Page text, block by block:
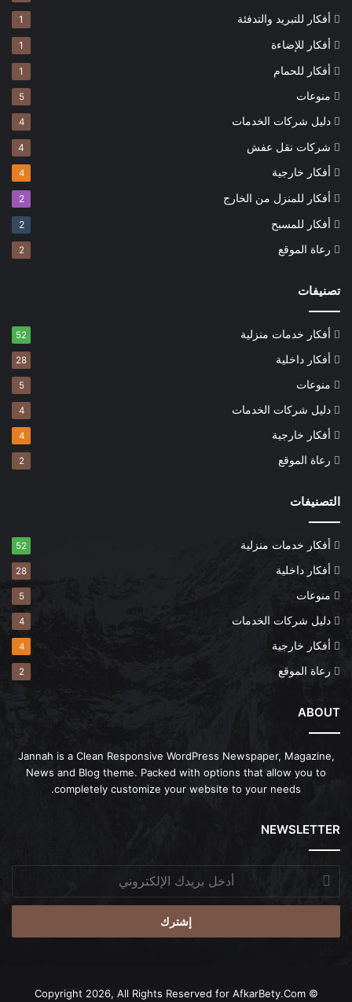
أفكار للتبريد والتدفئة 1
أفكار للإضاءة 1
أفكار للحمام 1
منوعات 5
دليل شركات الخدمات 4
شركات نقل عفش 4
أفكار خارجية 4
أفكار للمنزل من الخارج 2
أفكار للمسبح 2
رعاة الموقع 2
تصنيفات
أفكار خدمات منزلية 52
أفكار داخلية 28
منوعات 5
دليل شركات الخدمات 4
أفكار خارجية 4
رعاة الموقع 2
التصنيفات
أفكار خدمات منزلية 52
أفكار داخلية 28
منوعات 5
دليل شركات الخدمات 4
أفكار خارجية 4
رعاة الموقع 2
ABOUT
Jannah is a Clean Responsive WordPress Newspaper, Magazine,
News and Blog theme. Packed with options that allow you to
completely customize your website to your needs.
NEWSLETTER
أدخل
بريدك
الإلكتروني
© Copyright 2026, All Rights Reserved for
AfkarBety.Com